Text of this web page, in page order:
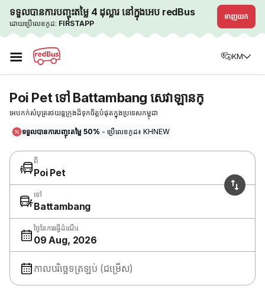
ទទួលបានការបញ្ចុះតម្លៃ 4 ដុល្លារ នៅក្នុងអេប redBus
ដោយប្រើលេខកូដ: FIRSTAPP
ទាញយក
☰ KM
Poi Pet ទៅ Battambang សេវាឡានក្
អេបកក់សំបុត្ររថយន្តក្រុងដ៏ទុកចិត្តបំផុតក្នុងប្រទេសកម្ពុជា
ទទួលបានការបញ្ចុះតម្លៃ 50% - ប្រើលេខកូដ៖ KHNEW
ពី
Poi Pet
ទៅ
Battambang
ថ្ងៃនៃការធ្វើដំណើរ
09 Aug, 2026
កាលបរិច្ឆេទត្រឡប់ (ជម្រើស)